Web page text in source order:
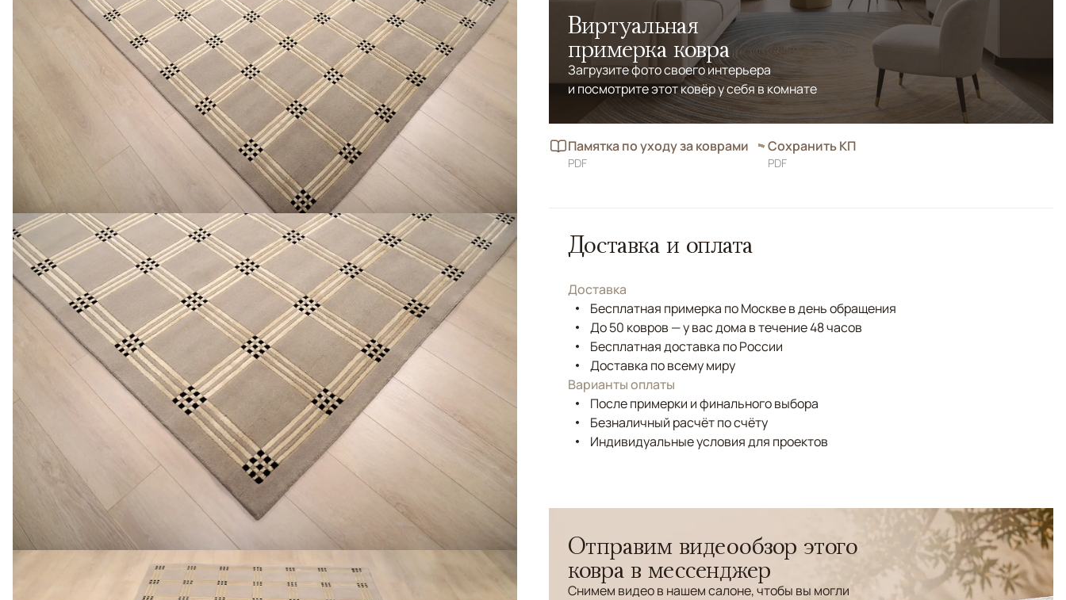
Виртуальная
примерка ковра
Загрузите фото своего интерьера
и посмотрите этот ковёр у себя в комнате
Памятка по уходу за коврами
PDF
Сохранить КП
PDF
Доставка и оплата
Доставка
Бесплатная примерка по Москве в день обращения
До 50 ковров — у вас дома в течение 48 часов
Бесплатная доставка по России
Доставка по всему миру
Варианты оплаты
После примерки и финального выбора
Безналичный расчёт по счёту
Индивидуальные условия для проектов
Отправим видеообзор этого
ковра в мессенджер
Снимем видео в нашем салоне, чтобы вы могли